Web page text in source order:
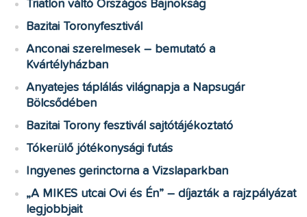
Triatlon váltó Országos Bajnokság
Bazitai Toronyfesztivál
Anconai szerelmesek – bemutató a
Kvártélyházban
Anyatejes táplálás világnapja a Napsugár
Bölcsődében
Bazitai Torony fesztivál sajtótájékoztató
Tókerülő jótékonysági futás
Ingyenes gerinctorna a Vizslaparkban
„A MIKES utcai Ovi és Én” – díjazták a rajzpályázat
legjobbjait